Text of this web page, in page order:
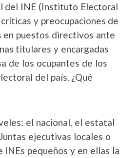
del INE (Instituto Electoral
y preocupaciones de
en puestos directivos ante
titulares y encargadas
de los ocupantes de los
del país. ¿Qué
el nacional, el estatal
ejecutivas locales o
INEs pequeños y en ellas la